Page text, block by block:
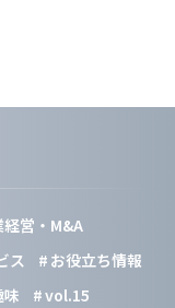
経営・M&A
ス
お役立ち情報
味 vol.15